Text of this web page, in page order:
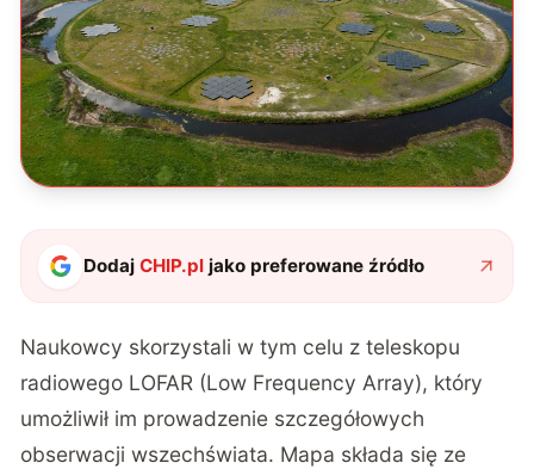
DodajCHIP.pl jako preferowane źródło
Naukowcy skorzystali w tym celu z teleskopu
radiowego LOFAR (Low Frequency Array), który
umożliwił im prowadzenie szczegółowych
obserwacji wszechświata. Mapa składa się ze